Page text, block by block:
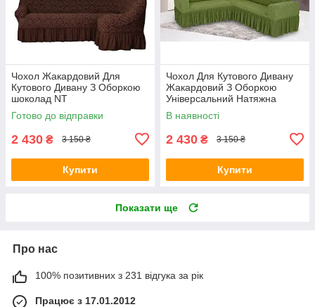
Чохол Жакардовий Для
Кутового Дивану З Оборкою
шоколад NT
Готово до відправки
2 430 ₴ 3 150 ₴
Купити
Чохол Для Кутового Дивану
Жакардовий З Оборкою
Універсальний Натяжна
оливка Venera
В наявності
2 430 ₴ 3 150 ₴
Купити
Показати ще
Про нас
100% позитивних з 231 відгука за рік
Працює з 17.01.2012